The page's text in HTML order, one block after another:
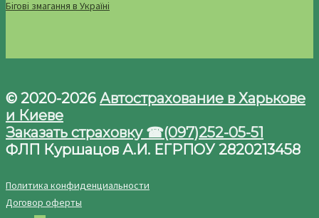
Бігові змагання в Україні
© 2020-2026 Автострахование в Харькове
и Киеве
Заказать страховку ☎(097)252-05-51
ФЛП Куршацов А.И. ЕГРПОУ 2820213458
Политика конфиденциальности
Договор оферты